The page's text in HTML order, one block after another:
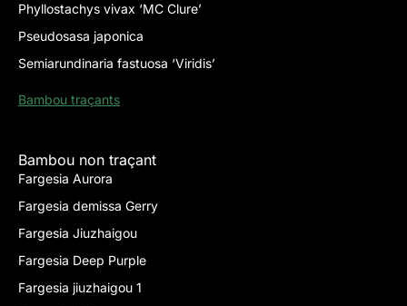
Phyllostachys vivax ‘MC Clure’
Pseudosasa japonica
Semiarundinaria fastuosa ‘Viridis’
Bambou traçants
Bambou non traçant
Fargesia Aurora
Fargesia demissa Gerry
Fargesia Jiuzhaigou
Fargesia Deep Purple
Fargesia jiuzhaigou 1